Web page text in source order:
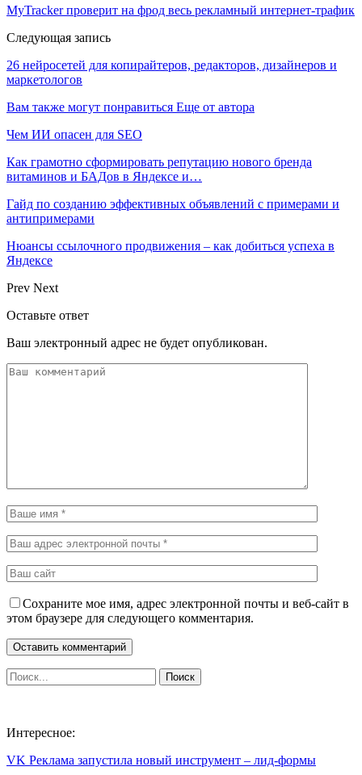
MyTracker проверит на фрод весь рекламный интернет-трафик
Следующая запись
26 нейросетей для копирайтеров, редакторов, дизайнеров и
маркетологов
Вам также могут понравиться Еще от автора
Чем ИИ опасен для SEO
Как грамотно сформировать репутацию нового бренда
витаминов и БАДов в Яндексе и…
Гайд по созданию эффективных объявлений с примерами и
антипримерами
Нюансы ссылочного продвижения – как добиться успеха в
Яндексе
Prev Next
Оставьте ответ
Ваш электронный адрес не будет опубликован.
Сохраните мое имя, адрес электронной почты и веб-сайт в
этом браузере для следующего комментария.
Интересное:
VK Реклама запустила новый инструмент – лид-формы